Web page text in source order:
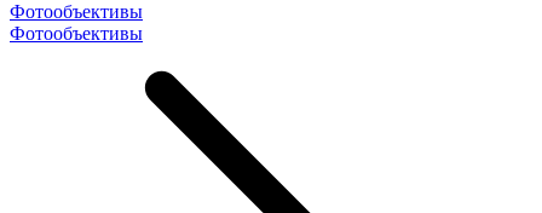
Фотообъективы
Фотообъективы